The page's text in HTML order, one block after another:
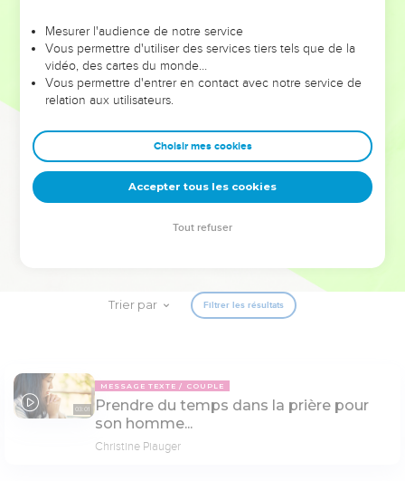
leur foi ou leur vision. Mais on voit moins les doutes, les erreurs
et les saisons difficiles qu'ils ont traversés, alors même que ce
sont elles qui les ont façonnés.
Dans cette conférence, leaders, entrepreneurs, et responsables
clés pour avancer avec plus de sagesse afin que leurs erreurs
deviennent vos tremplins. Que vous guidiez un ministère, une
équipe, un groupe ou une famille, leur expérience est faite
pour vous.
Trier par Filtrer les résultats
03:01
MESSAGE TEXTE COUPLE
Prendre du temps dans la prière pour
son homme...
Christine Piauger
Mesurer l'audience de notre service
Vous permettre d'utiliser des services tiers tels que de la
vidéo, des cartes du monde…
Vous permettre d'entrer en contact avec notre service de
relation aux utilisateurs.
Choisir mes cookies
Accepter tous les cookies
Tout refuser